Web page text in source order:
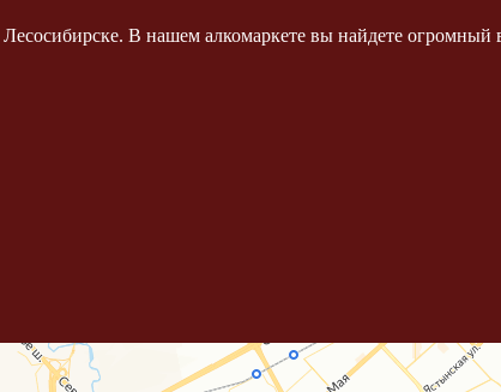
В нашем алкомаркете вы найдете